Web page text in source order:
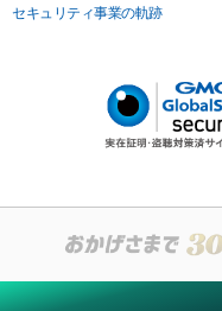
セキュリティ事業の軌跡